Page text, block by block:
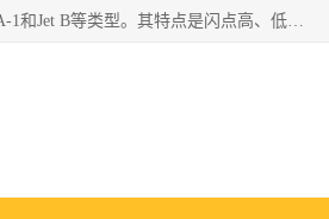
航空煤油（Jet Fuel）是专门为喷气式航空发动机设计的高纯度燃料，主要分为Jet A、Jet A-1和Jet B等类型。其特点是闪点高、低温流动性好，并添加了抗静电剂和抗氧化剂以确保飞行安全。航空煤油需